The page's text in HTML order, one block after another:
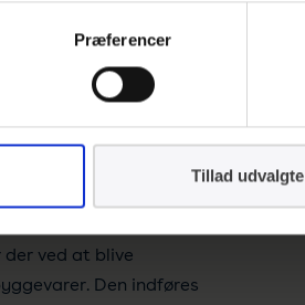
Præferencer
Tillad udvalgte
i Bruxelles (CCMC) til
skal sende
under Wien- eller
standarder under
at anvende
standarder, som
ved at blive
Den indføres